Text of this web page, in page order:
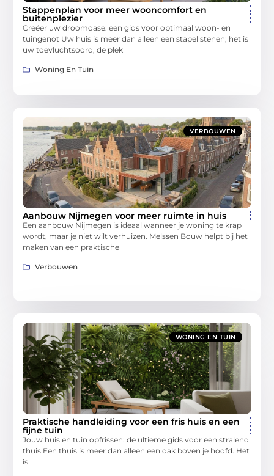
Stappenplan voor meer wooncomfort en
buitenplezier
Creëer uw droomoase: een gids voor optimaal woon- en
tuingenot Uw huis is meer dan alleen een stapel stenen; het is
uw toevluchtsoord, de plek
Woning En Tuin
VERBOUWEN
Aanbouw Nijmegen voor meer ruimte in huis
Een aanbouw Nijmegen is ideaal wanneer je woning te krap
wordt, maar je niet wilt verhuizen. Melssen Bouw helpt bij het
maken van een praktische
Verbouwen
WONING EN TUIN
Praktische handleiding voor een fris huis en een
fijne tuin
Jouw huis en tuin opfrissen: de ultieme gids voor een stralend
thuis Een thuis is meer dan alleen een dak boven je hoofd. Het
is